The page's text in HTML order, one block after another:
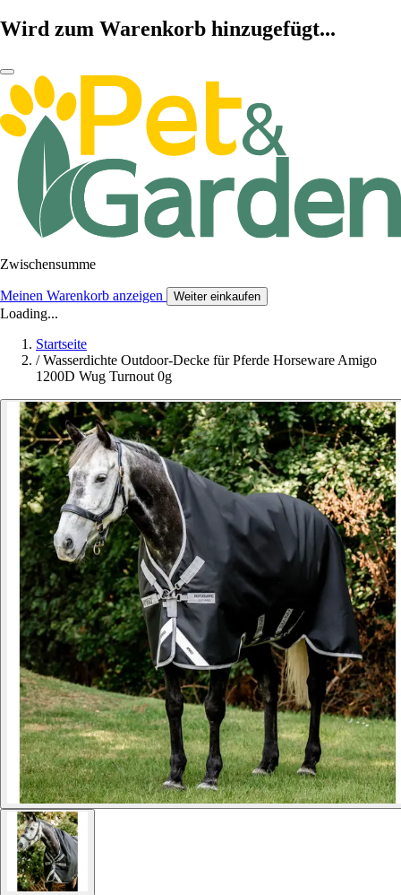
Wird zum Warenkorb hinzugefügt...
Zwischensumme
Meinen Warenkorb anzeigen Weiter einkaufen
Loading...
Startseite
/ Wasserdichte Outdoor-Decke für Pferde Horseware Amigo
1200D Wug Turnout 0g